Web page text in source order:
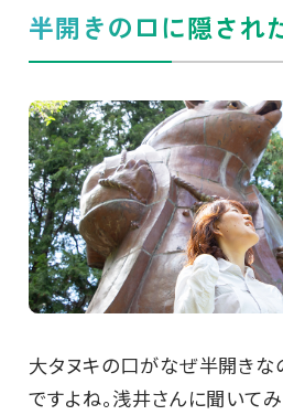
半開きの口に隠され
大タヌキの口がなぜ半開きな
ですよね。浅井さんに聞いて